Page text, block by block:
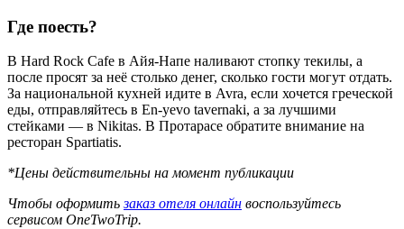
Где поесть?
В Hard Rock Cafe в Айя-Напе наливают стопку текилы, а
после просят за неё столько денег, сколько гости могут отдать.
За национальной кухней идите в Avra, если хочется греческой
еды, отправляйтесь в En-yevo tavernaki, а за лучшими
стейками — в Nikitas. В Протарасе обратите внимание на
ресторан Spartiatis.
*Цены действительны на момент публикации
Чтобы оформитьзаказ отеля онлайн воспользуйтесь
сервисом OneTwoTrip.